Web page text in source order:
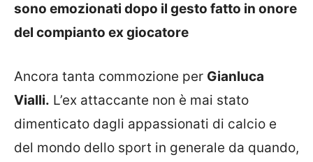
sono emozionati dopo il gesto fatto in onore
del compianto ex giocatore
Ancora tanta commozione per Gianluca
Vialli. L’ex attaccante non è mai stato
dimenticato dagli appassionati di calcio e
del mondo dello sport in generale da quando,